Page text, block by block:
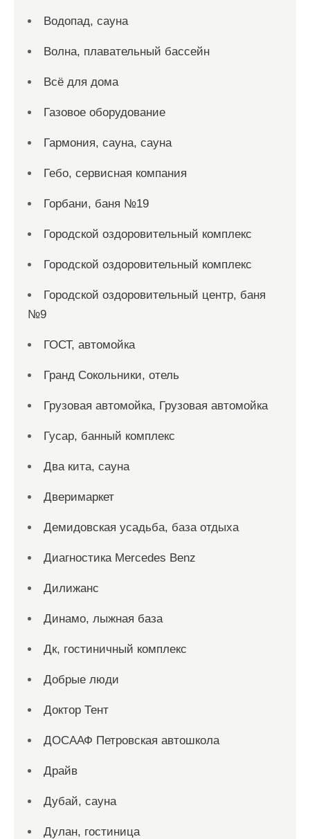
Водопад, сауна
Волна, плавательный бассейн
Всё для дома
Газовое оборудование
Гармония, сауна, сауна
Гебо, сервисная компания
Горбани, баня №19
Городской оздоровительный комплекс
Городской оздоровительный комплекс
Городской оздоровительный центр, баня
№9
ГОСТ, автомойка
Гранд Сокольники, отель
Грузовая автомойка, Грузовая автомойка
Гусар, банный комплекс
Два кита, сауна
Дверимаркет
Демидовская усадьба, база отдыха
Диагностика Mercedes Benz
Дилижанс
Динамо, лыжная база
Дк, гостиничный комплекс
Добрые люди
Доктор Тент
ДОСААФ Петровская автошкола
Драйв
Дубай, сауна
Дулан, гостиница